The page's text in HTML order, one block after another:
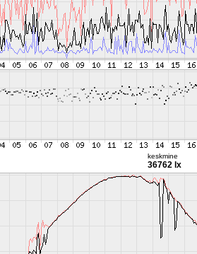
keskmine
36762 lx